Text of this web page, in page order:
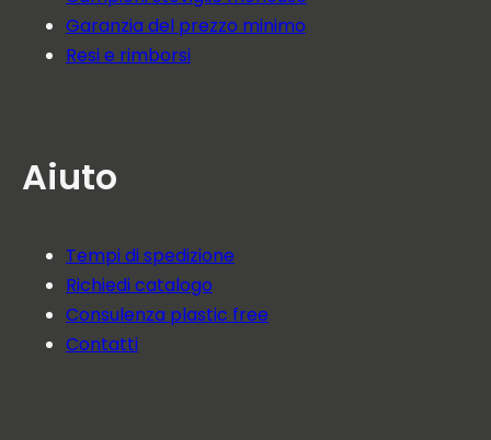
Garanzia del prezzo minimo
Resi e rimborsi
Aiuto
Tempi di spedizione
Richiedi catalogo
Consulenza plastic free
Contatti